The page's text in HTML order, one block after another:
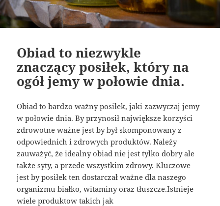
Obiad to niezwykle
znaczący posiłek, który na
ogół jemy w połowie dnia.
Obiad to bardzo ważny posiłek, jaki zazwyczaj jemy
w połowie dnia. By przynosił największe korzyści
zdrowotne ważne jest by był skomponowany z
odpowiednich i zdrowych produktów. Należy
zauważyć, że idealny obiad nie jest tylko dobry ale
także syty, a przede wszystkim zdrowy. Kluczowe
jest by posiłek ten dostarczał ważne dla naszego
organizmu białko, witaminy oraz tłuszcze.Istnieje
wiele produktow takich jak